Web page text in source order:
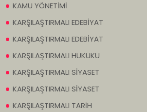
KAMU YÖNETİMİ
KARŞILAŞTIRMALI EDEBİYAT
KARŞILAŞTIRMALI EDEBİYAT
KARŞILAŞTIRMALI HUKUKU
KARŞILAŞTIRMALI SİYASET
KARŞILAŞTIRMALI SİYASET
KARŞILAŞTIRMALI TARİH